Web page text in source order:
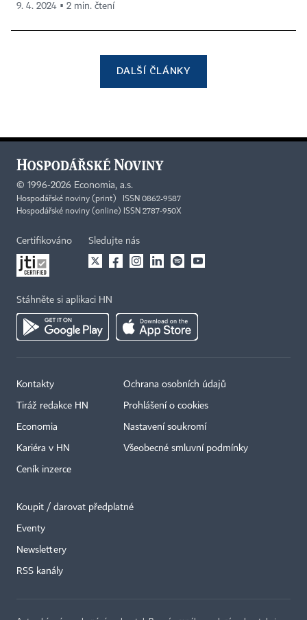
9. 4. 2024 ▪ 2 min. čtení
DALŠÍ ČLÁNKY
© 1996-2026 Economia, a.s.
Hospodářské noviny (print) ISSN 0862-9587
Hospodářské noviny (online) ISSN 2787-950X
Certifikováno Sledujte nás
Stáhněte si aplikaci HN
Kontakty
Tiráž redakce HN
Economia
Kariéra v HN
Ceník inzerce
Ochrana osobních údajů
Prohlášení o cookies
Nastavení soukromí
Všeobecné smluvní podmínky
Koupit / darovat předplatné
Eventy
Newslettery
RSS kanály